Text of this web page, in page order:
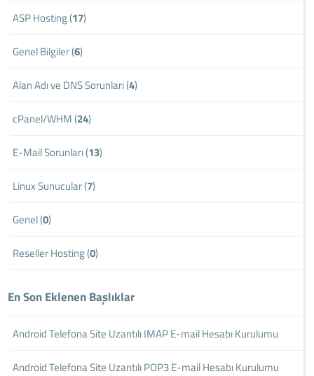
ASP Hosting (17)
Genel Bilgiler (6)
Alan Adı ve DNS Sorunları (4)
cPanel/WHM (24)
E-Mail Sorunları (13)
Linux Sunucular (7)
Genel (0)
Reseller Hosting (0)
En Son Eklenen Başlıklar
Android Telefona Site Uzantılı IMAP E-mail Hesabı Kurulumu
Android Telefona Site Uzantılı POP3 E-mail Hesabı Kurulumu